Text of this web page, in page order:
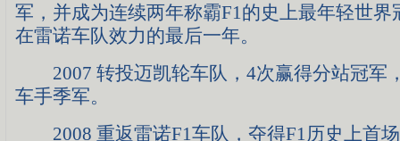
军，并成为连续两年称霸F1的史上最年轻世界
在雷诺车队效力的最后一年。
2007 转投迈凯轮车队，4次赢得分站冠军
车手季军。
2008 重返雷诺F1车队，夺得F1历史上首